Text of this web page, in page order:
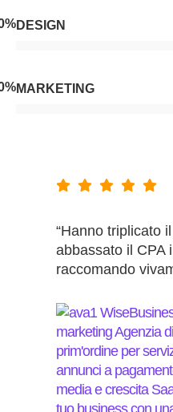
DESIGN
%
MARKETING
%
“Hanno triplicato
abbassato il CPA
raccomando